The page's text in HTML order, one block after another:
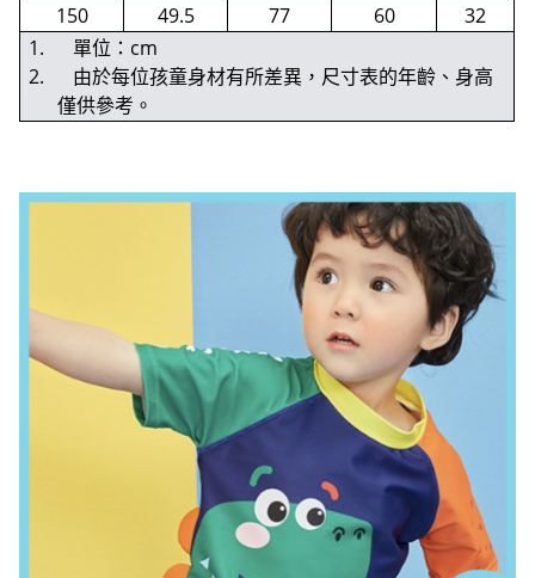
150
49.5 77 60
32
1. 單位：cm
2. 由於每位孩童身材有所差異，尺寸表的年齡、身高
僅供參考。